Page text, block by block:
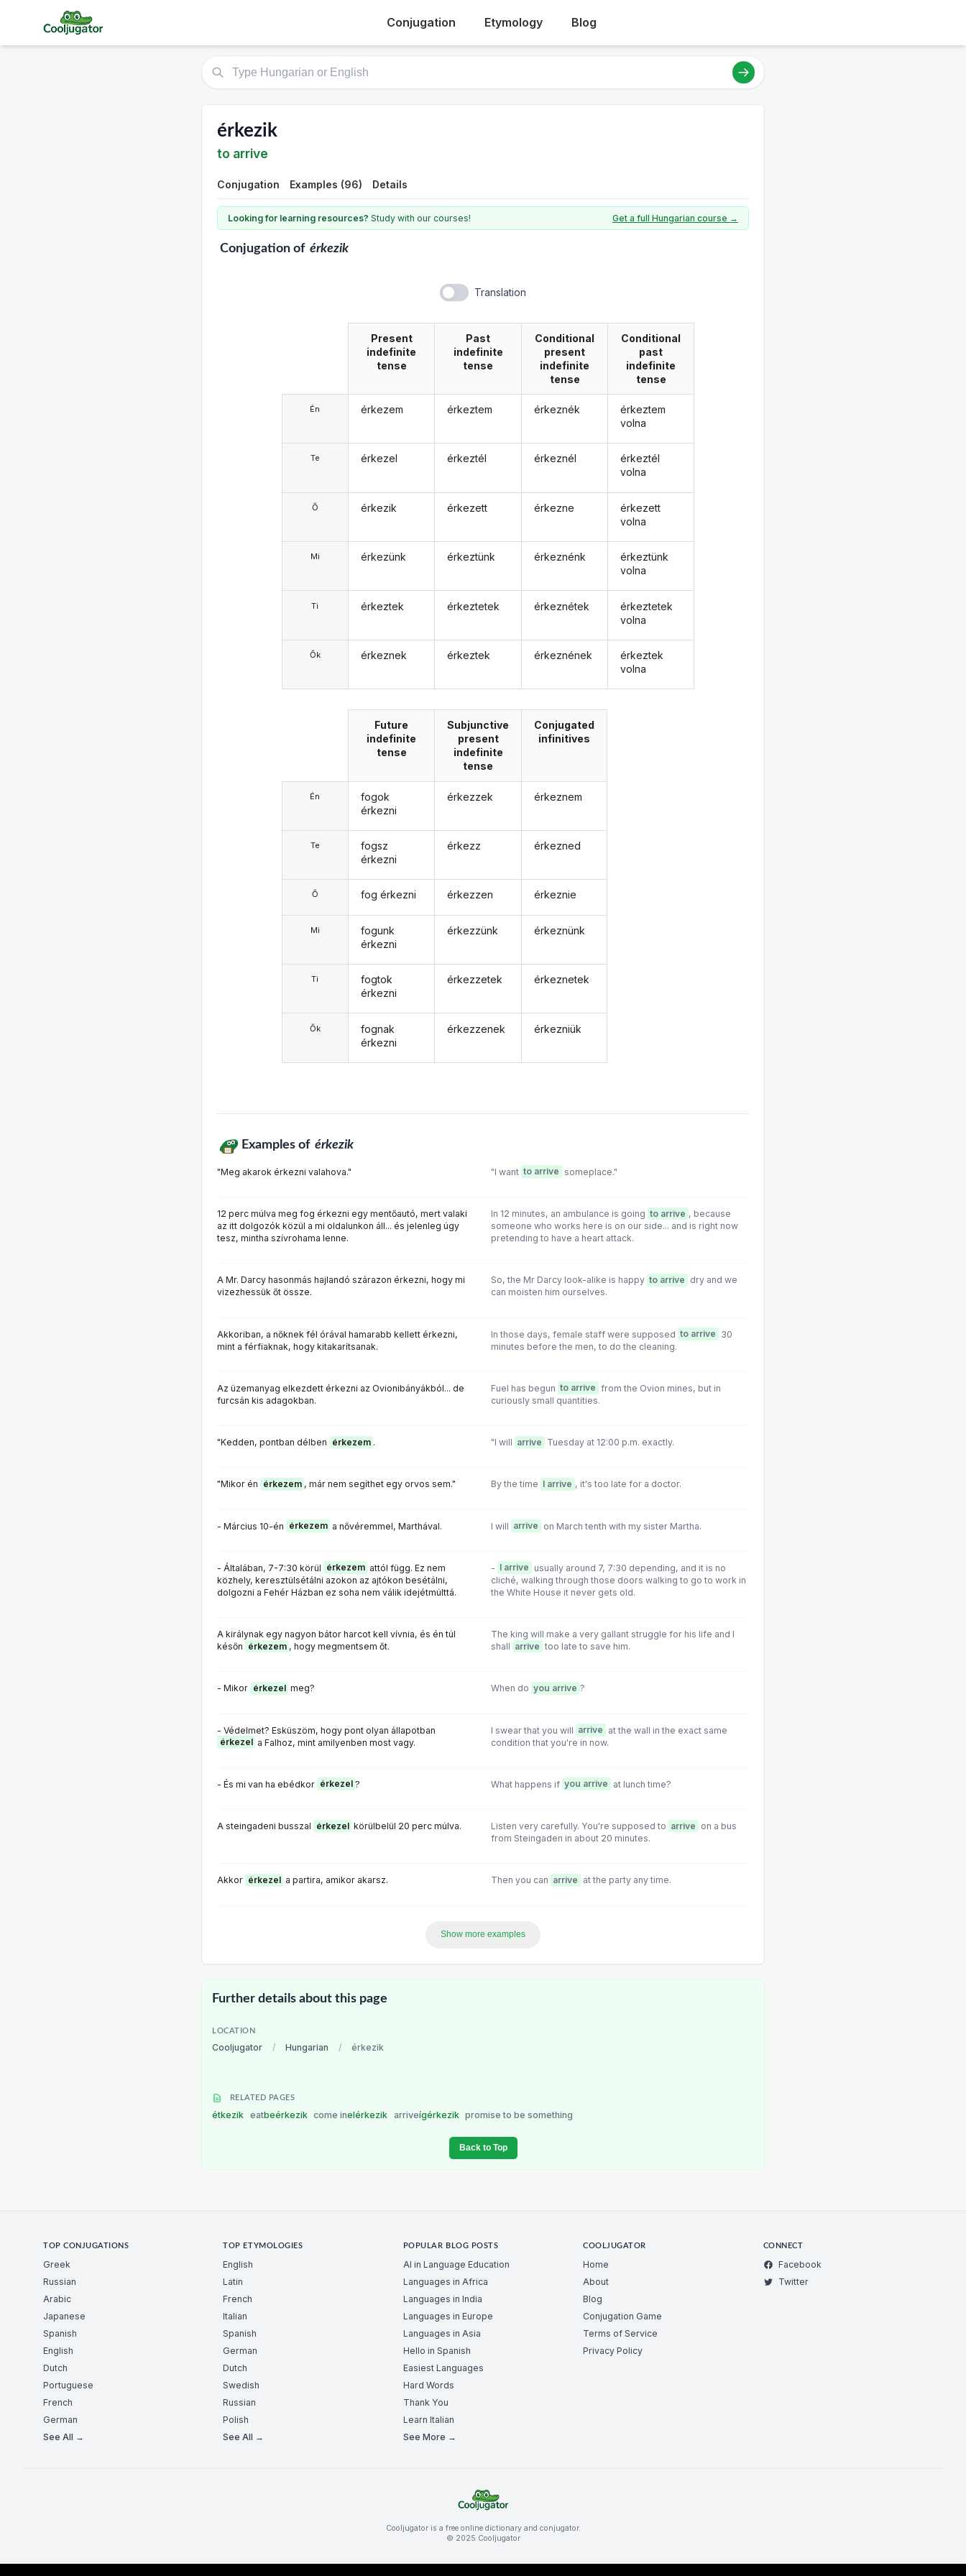
Conjugation Etymology Blog
érkezik
to arrive
Conjugation Examples (96) Details
Looking for learning resources? Study with our courses! Get a full Hungarian course →
Conjugationof érkezik
Translation
Én
Te
Ő
Mi
Ti
Ők
Present
indefinite
tense
érkezem
érkezel
érkezik
érkezünk
érkeztek
érkeznek
Past
indefinite
tense
érkeztem
érkeztél
érkezett
érkeztünk
érkeztetek
érkeztek
Conditional
present
indefinite
tense
érkeznék
érkeznél
érkezne
érkeznénk
érkeznétek
érkeznének
Conditional
past
indefinite
tense
érkeztem
volna
érkeztél
volna
érkezett
volna
érkeztünk
volna
érkeztetek
volna
érkeztek
volna
Én
Te
Ő
Mi
Ti
Ők
Future
indefinite
tense
fogok
érkezni
fogsz
érkezni
fog érkezni
fogunk
érkezni
fogtok
érkezni
fognak
érkezni
Subjunctive
present
indefinite
tense
érkezzek
érkezz
érkezzen
érkezzünk
érkezzetek
érkezzenek
Conjugated
infinitives
érkeznem
érkezned
érkeznie
érkeznünk
érkeznetek
érkezniük
Examples of érkezik
"Meg akarok érkezni valahova." "I want to arrive someplace."
12 perc múlva meg fog érkezni egy mentőautó, mert valaki
az itt dolgozók közül a mi oldalunkon áll... és jelenleg úgy
tesz, mintha szívrohama lenne.
In 12 minutes, an ambulance is going to arrive , because
someone who works here is on our side... and is right now
pretending to have a heart attack.
A Mr. Darcy hasonmás hajlandó szárazon érkezni, hogy mi
vizezhessük őt össze.
So, the Mr Darcy look-alike is happy to arrive dry and we
can moisten him ourselves.
Akkoriban, a nőknek fél órával hamarabb kellett érkezni,
mint a férfiaknak, hogy kitakarítsanak.
In those days, female staff were supposed to arrive 30
minutes before the men, to do the cleaning.
Az üzemanyag elkezdett érkezni az Ovionibányákból... de
furcsán kis adagokban.
Fuel has begun to arrive from the Ovion mines, but in
curiously small quantities.
"Kedden, pontban délben érkezem . "I will arrive Tuesday at 12:00 p.m. exactly.
"Mikor én érkezem , már nem segíthet egy orvos sem." By the time I arrive , it's too late for a doctor.
- Március 10-én érkezem a nővéremmel, Marthával. I will arrive on March tenth with my sister Martha.
- ÁItalában, 7-7:30 körül érkezem attól függ. Ez nem
közhely, keresztülsétálni azokon az ajtókon besétálni,
dolgozni a Fehér Házban ez soha nem válik idejétmúlttá.
- I arrive usually around 7, 7:30 depending, and it is no
cliché, walking through those doors walking to go to work in
the White House it never gets old.
A királynak egy nagyon bátor harcot kell vívnia, és én túl
későn érkezem , hogy megmentsem őt.
The king will make a very gallant struggle for his life and I
shall arrive too late to save him.
- Mikor érkezel meg? When do you arrive ?
- Védelmet? Esküszöm, hogy pont olyan állapotban
érkezel a Falhoz, mint amilyenben most vagy.
I swear that you will arrive at the wall in the exact same
condition that you're in now.
- És mi van ha ebédkor érkezel ? What happens if you arrive at lunch time?
A steingadeni busszal érkezel körülbelül 20 perc múlva. Listen very carefully. You're supposed to arrive on a bus
from Steingaden in about 20 minutes.
Akkor érkezel a partira, amikor akarsz. Then you can arrive at the party any time.
Show more examples
Further details about this page
LOCATION
Cooljugator / Hungarian / érkezik
RELATED PAGES
étkezik eatbeérkezik come inelérkezik arriveígérkezik promise to be something
Back to Top
TOP CONJUGATIONS
Greek
Russian
Arabic
Japanese
Spanish
English
Dutch
Portuguese
French
German
See All →
TOP ETYMOLOGIES
English
Latin
French
Italian
Spanish
German
Dutch
Swedish
Russian
Polish
See All →
POPULAR BLOG POSTS
AI in Language Education
Languages in Africa
Languages in India
Languages in Europe
Languages in Asia
Hello in Spanish
Easiest Languages
Hard Words
Thank You
Learn Italian
See More →
COOLJUGATOR
Home
About
Blog
Conjugation Game
Terms of Service
Privacy Policy
CONNECT
Facebook
Twitter
Cooljugator is a free online dictionary and conjugator.
© 2025 Cooljugator